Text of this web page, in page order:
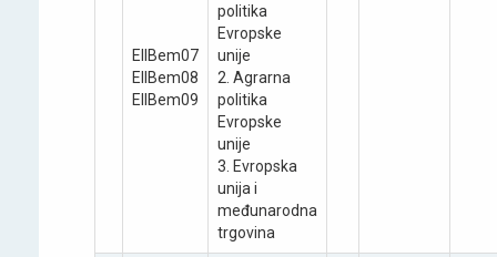
EIIBеm07
EIIBеm08
EIIBеm09
politika
Evropske
unije
2. Agrarna
politika
Evropske
unije
3. Evropska
unija i
međunarodna
trgovina